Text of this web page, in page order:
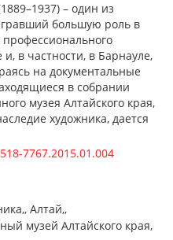
Алтай,
музей Алтайского края,
– один из
большую роль в
и, в частности, в Барнауле,
на документальные
в собрании
музея Алтайского края,
художника, дается
7767.2015.01.004